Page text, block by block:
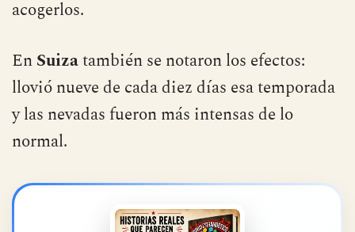
las bajas temperaturas, no estaba
acogerlos.
EnSuizatambién se notaron los efectos:
llovió nueve de cada diez días esa temporada
normal.